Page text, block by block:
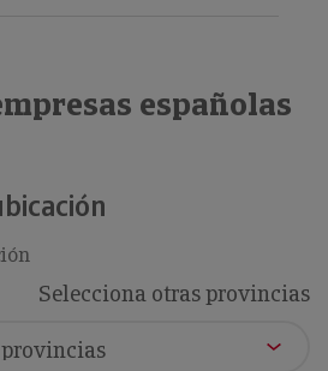
españolas
Selecciona otras provincias